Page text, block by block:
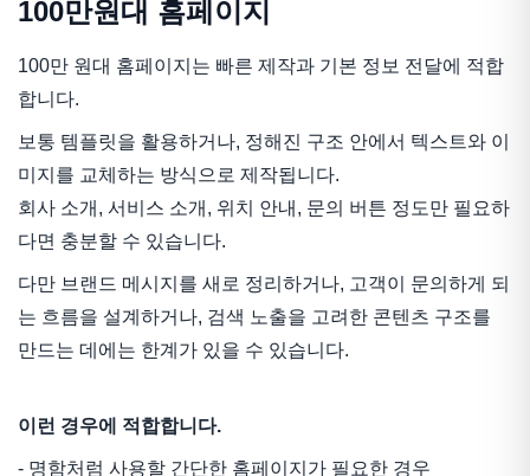
100만원대 홈페이지
100만 원대 홈페이지는 빠른 제작과 기본 정보 전달에 적합
합니다.
보통 템플릿을 활용하거나, 정해진 구조 안에서 텍스트와 이
미지를 교체하는 방식으로 제작됩니다.
회사 소개, 서비스 소개, 위치 안내, 문의 버튼 정도만 필요하
다면 충분할 수 있습니다.
다만 브랜드 메시지를 새로 정리하거나, 고객이 문의하게 되
는 흐름을 설계하거나, 검색 노출을 고려한 콘텐츠 구조를
만드는 데에는 한계가 있을 수 있습니다.
이런 경우에 적합합니다.
- 명함처럼 사용할 간단한 홈페이지가 필요한 경우